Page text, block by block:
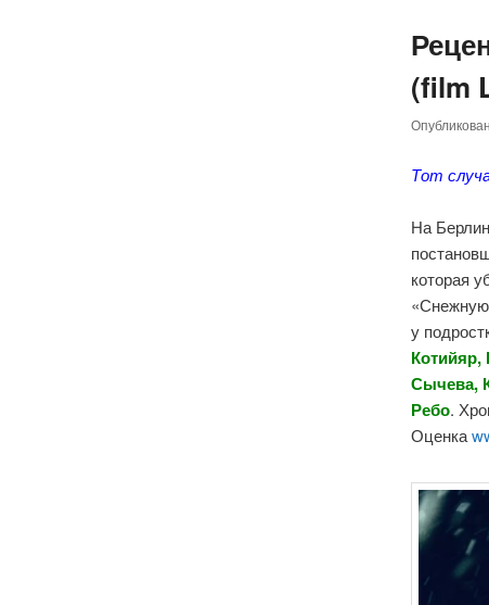
(film
Тот
На
которая
«Снежную
у
Сычева,
Ребо.
Оценка